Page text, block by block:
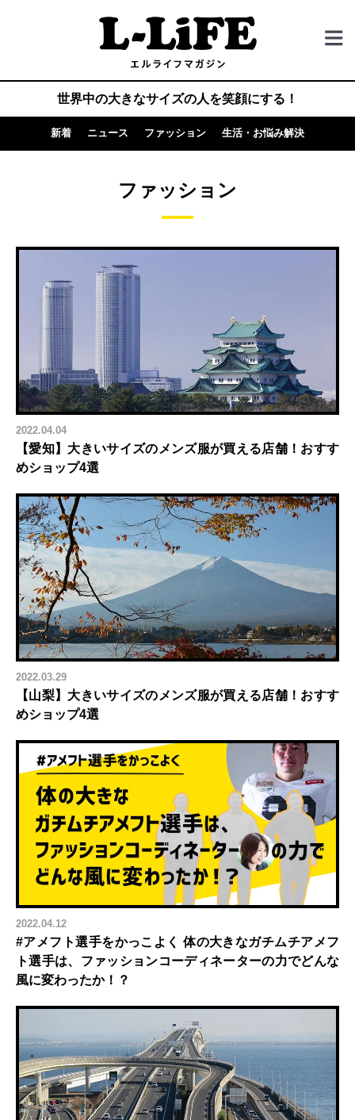
世界中の大きなサイズの人を笑顔にする！
新着 ニュース ファッション 生活・お悩み解決
ファッション
2022.04.04
【愛知】大きいサイズのメンズ服が買える店舗！おすす
めショップ4選
2022.03.29
【山梨】大きいサイズのメンズ服が買える店舗！おすす
めショップ4選
2022.04.12
#アメフト選手をかっこよく 体の大きなガチムチアメフ
ト選手は、ファッションコーディネーターの力でどんな
風に変わったか！？